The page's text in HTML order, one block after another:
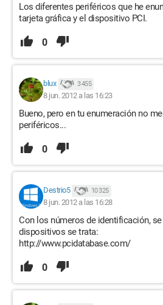
Los diferentes periféricos que he
tarjeta gráfica y el dispositivo PCI.
0
blux 3 455
8 jun. 2012 a las 16:23
Bueno, pero en tu enumeración no
periféricos...
0
Destrio5 10 325
8 jun. 2012 a las 16:28
Con los números de identificación,
dispositivos se trata:
http://www.pcidatabase.com/
0